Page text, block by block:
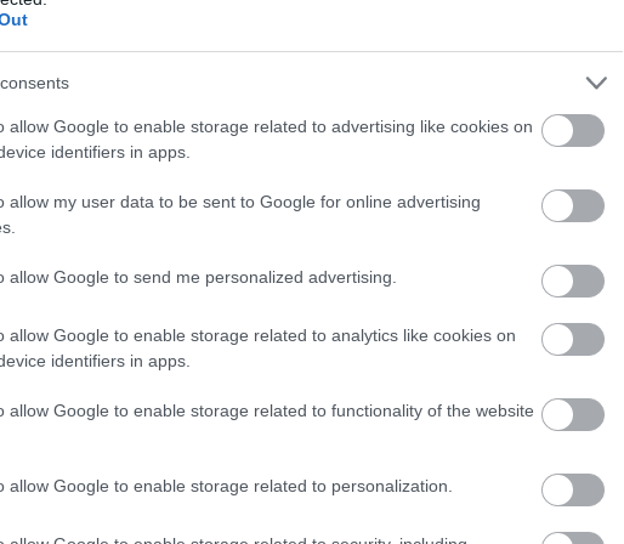
allow Google to enable storage related to advertising like cookies on
identifiers in apps.
allow my user data to be sent to Google for online advertising
allow Google to send me personalized advertising.
allow Google to enable storage related to analytics like cookies on
identifiers in apps.
allow Google to enable storage related to functionality of the website
allow Google to enable storage related to personalization.
αρχές κάλεσαν τον πληθυσμό να
μάσκες υψηλής ποιότητας N95 κατά της
του αέρα,
να κλείνει τα παράθυρα και τις πόρτες, να
λιγότερο δυνατό χρόνο σε εξωτερικούς χώρους και να
σε εσωτερικούς χώρους.
νέφος είναι υπερβολικό. Βήχω τόσο πολύ»,
αναφέρει
του διαδικτύου στο Facebook.
«Πονάει ο λαιμός μου.
COVID, αλλά δεν ήταν αυτό. Καθώς βλέπω το επίπεδο της
(λέω) ότι μπορεί να είναι αυτό».
συνδέεται με τον καπνό από τις δασικές
και την καύση καλαμιών από τους αγρότες, σύμφωνα με
όπως επίσης και με τις εκπομπές των οχημάτων και της
έχει πάνω από 70 εκατομμύρια κατοίκους και η κακή
του αέρα έχει μετατραπεί σε φλέγον ζήτημα καθώς